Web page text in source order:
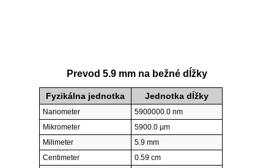
Prevod 5.9 mm na bežné dĺžky
Fyzikálna jednotka Jednotka dĺžky
Nanometer
5900000.0 nm
Mikrometer
5900.0 µm
Milimeter
5.9 mm
Centimeter
0.59 cm